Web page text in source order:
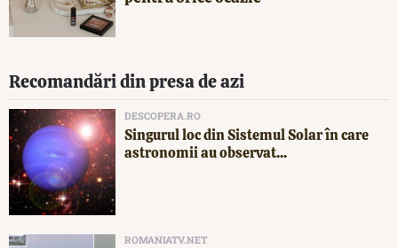
Recomandări din presa de azi
DESCOPERA.RO
Singurul loc din Sistemul Solar în care
astronomii au observat...
ROMANIATV.NET